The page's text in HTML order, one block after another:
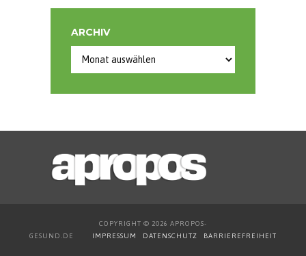
ARCHIV
COPYRIGHT © 2026 APROPOS-
GESUND.DE IMPRESSUM DATENSCHUTZ BARRIEREFREIHEIT